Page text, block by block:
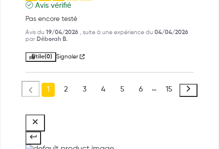
Avis vérifié
Pas encore testé
Avis du 19/04/2026 , suite à une expérience du 04/04/2026
par Déborah B.
Utile(0) Signaler
1 2 3 4 5 6 15